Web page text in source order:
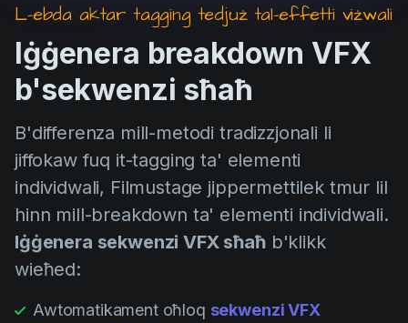
L-ebda aktar tagging tedjuż tal-effetti viżwali
Iġġenera breakdown VFX
b'sekwenzi sħaħ
B'differenza mill-metodi tradizzjonali li
jiffokaw fuq it-tagging ta' elementi
individwali, Filmustage jippermettilek tmur lil
hinn mill-breakdown ta' elementi individwali.
Iġġenera sekwenzi VFX sħaħb'klikk
wieħed:
Awtomatikament oħloq sekwenzi VFX